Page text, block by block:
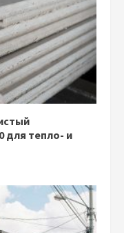
для тепло- и